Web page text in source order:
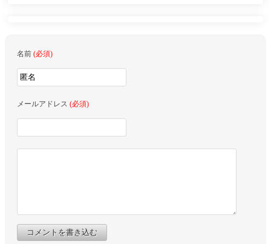
名前 (必須)
メールアドレス (必須)
コメントを書き込む